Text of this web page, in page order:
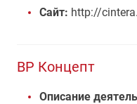
Сайт: http://
ВР Концепт
Описание